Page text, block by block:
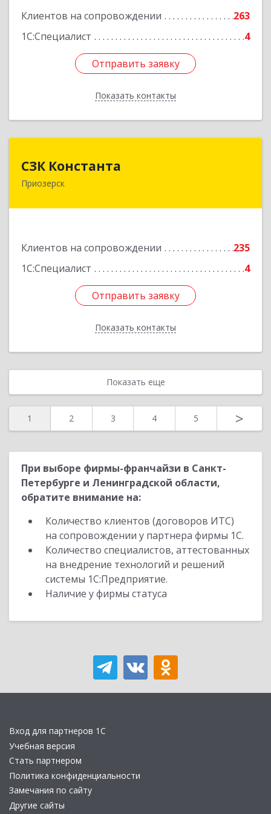
Клиентов на сопровождении
263
1С:Специалист
4
Отправить заявку
Показать контакты
Подробнее
Отправить заявку
Назад
СЗК Константа
Приозерск
Клиентов на сопровождении
235
1С:Специалист
4
Отправить заявку
Показать контакты
188760, Ленинградская обл, Приозерск г,
Отправить заявку
Назад
Показать еще
1 2 3 4 5 >
При выборе фирмы-франчайзи в Санкт-
Петербурге и Ленинградской области,
обратите внимание на:
Количество клиентов (договоров ИТС)
на сопровождении у партнера фирмы 1С.
Количество специалистов, аттестованных
на внедрение технологий и решений
системы 1С:Предприятие.
Наличие у фирмы статуса
Вход для партнеров 1С
Учебная версия
Стать партнером
Политика конфиденциальности
Замечания по сайту
Другие сайты